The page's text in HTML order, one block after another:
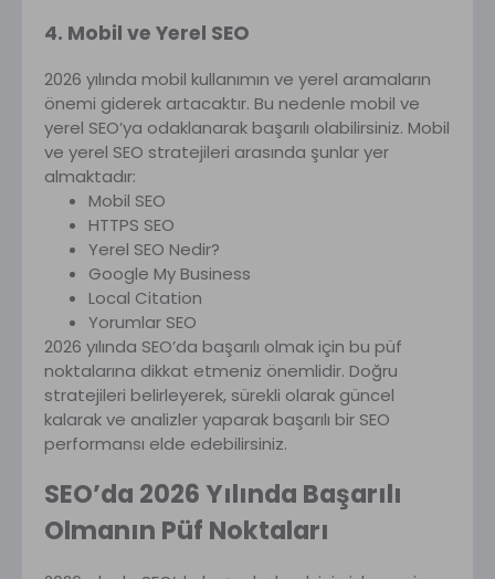
4. Mobil ve Yerel SEO
2026 yılında mobil kullanımın ve yerel aramaların
önemi giderek artacaktır. Bu nedenle mobil ve
yerel SEO’ya odaklanarak başarılı olabilirsiniz. Mobil
ve yerel SEO stratejileri arasında şunlar yer
almaktadır:
Mobil SEO
HTTPS SEO
Yerel SEO Nedir?
Google My Business
Local Citation
Yorumlar SEO
2026 yılında SEO’da başarılı olmak için bu püf
noktalarına dikkat etmeniz önemlidir. Doğru
stratejileri belirleyerek, sürekli olarak güncel
kalarak ve analizler yaparak başarılı bir SEO
performansı elde edebilirsiniz.
SEO’da 2026 Yılında Başarılı
Olmanın Püf Noktaları